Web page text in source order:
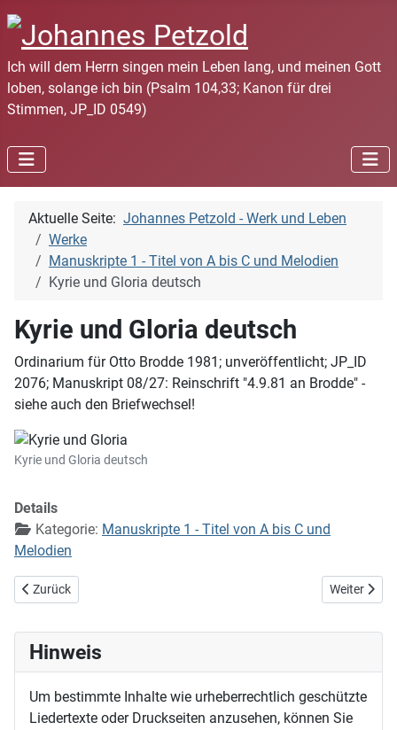
Ich will dem Herrn singen mein Leben lang, und meinen Gott
loben, solange ich bin (Psalm 104,33; Kanon für drei
Stimmen, JP_ID 0549)
Aktuelle Seite: Johannes Petzold - Werk und Leben
Werke
Manuskripte 1 - Titel von A bis C und Melodien
Kyrie und Gloria deutsch
Kyrie und Gloria deutsch
Ordinarium für Otto Brodde 1981; unveröffentlicht; JP_ID
2076; Manuskript 08/27: Reinschrift "4.9.81 an Brodde" -
siehe auch den Briefwechsel!
Kyrie und Gloria deutsch
Details
Kategorie: Manuskripte 1 - Titel von A bis C und
Melodien
Vorheriger Beitrag: König, gib uns Mut und Klarheit
Zurück Nächster
Weiter
Hinweis
Um bestimmte Inhalte wie urheberrechtlich geschützte
Liedertexte oder Druckseiten anzusehen, können Sie